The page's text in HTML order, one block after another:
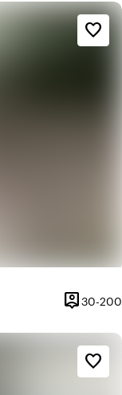
person_pin
Capaciteit
30-200
favorite_border
favorite_border